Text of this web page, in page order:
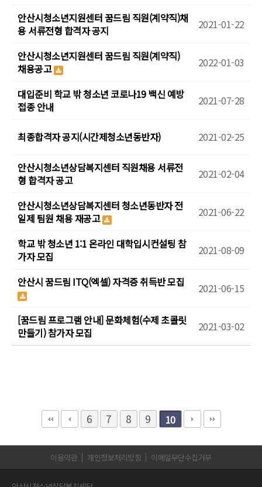
안산시청소년지원센터 꿈드림 직원(계약직)채
용 서류전형 합격자 공지
2021-01-22
안산시청소년지원센터 꿈드림 직원(계약직)
채용공고
2022-01-03
대입준비 학교 밖 청소년 코로나19 백신 예방
접종 안내
2021-07-28
최종합격자 공지(시간제청소년동반자) 2021-02-25
안산시청소년상담복지센터 직원채용 서류전
형 합격자 공고
2021-02-04
안산시청소년상담복지센터 청소년동반자 전
일제 팀원 채용 재공고
2021-06-22
학교 밖 청소년 1:1 온라인 대학입시컨설팅 참
가자 모집
2021-08-09
안산시 꿈드림 ITQ(엑셀) 자격증 취득반 모집 2021-06-15
[꿈드림 프로그램 안내] 문화체험(수제 초콜릿
만들기) 참가자 모집
2021-03-02
6 7 8 9 10
이용약관 개인정보처리방침 이메일무단수집거부